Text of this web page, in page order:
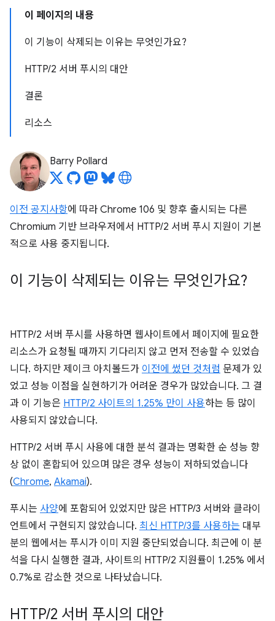
이 페이지의 내용
이 기능이 삭제되는 이유는 무엇인가요?
HTTP/2 서버 푸시의 대안
결론
리소스
Barry Pollard
이전 공지사항에 따라 Chrome 106 및 향후 출시되는 다른
Chromium 기반 브라우저에서 HTTP/2 서버 푸시 지원이 기본
적으로 사용 중지됩니다.
이 기능이 삭제되는 이유는 무엇인가요?
HTTP/2 서버 푸시를 사용하면 웹사이트에서 페이지에 필요한
리소스가 요청될 때까지 기다리지 않고 먼저 전송할 수 있었습
니다. 하지만 제이크 아치볼드가 이전에 썼던 것처럼 문제가 있
었고 성능 이점을 실현하기가 어려운 경우가 많았습니다. 그 결
과 이 기능은 HTTP/2 사이트의 1.25% 만이 사용하는 등 많이
사용되지 않았습니다.
HTTP/2 서버 푸시 사용에 대한 분석 결과는 명확한 순 성능 향
상 없이 혼합되어 있으며 많은 경우 성능이 저하되었습니다
(Chrome, Akamai).
푸시는 사양에 포함되어 있었지만 많은 HTTP/3 서버와 클라이
언트에서 구현되지 않았습니다. 최신 HTTP/3를 사용하는 대부
분의 웹에서는 푸시가 이미 지원 중단되었습니다. 최근에 이 분
석을 다시 실행한 결과, 사이트의 HTTP/2 지원률이 1.25% 에서
0.7%로 감소한 것으로 나타났습니다.
HTTP/2 서버 푸시의 대안